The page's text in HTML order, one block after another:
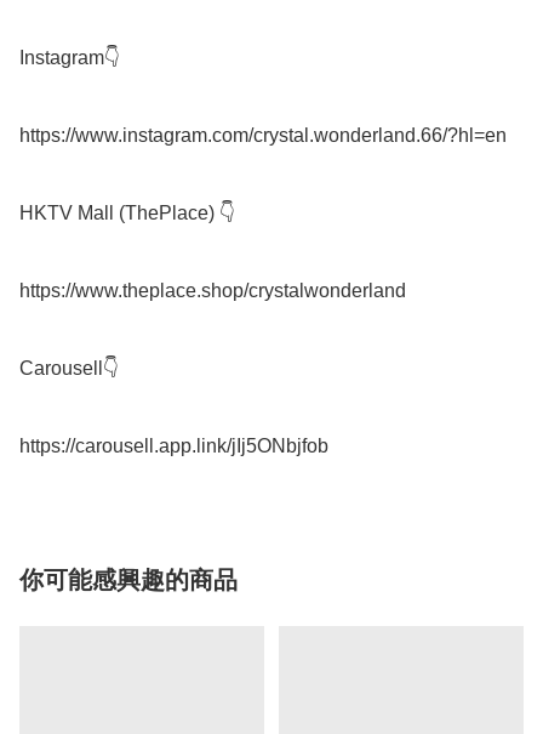
Instagram👇
https://www.instagram.com/crystal.wonderland.66/?hl=en
HKTV Mall (ThePlace) 👇
https://www.theplace.shop/crystalwonderland
Carousell👇
你可能感興趣的商品